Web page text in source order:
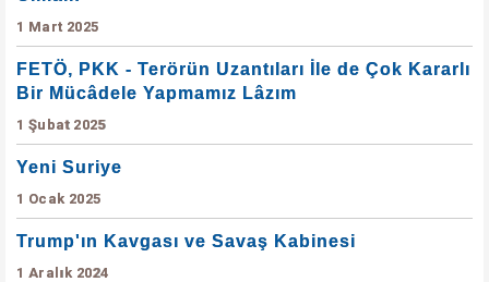
1 Mart 2025
FETÖ, PKK - Terörün Uzantıları İle de Çok Kararlı
Bir Mücâdele Yapmamız Lâzım
1 Şubat 2025
Yeni Suriye
1 Ocak 2025
Trump'ın Kavgası ve Savaş Kabinesi
1 Aralık 2024